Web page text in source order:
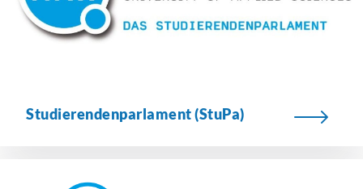
Studierendenparlament(StuPa)